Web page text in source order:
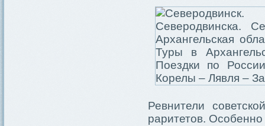
Ревнители
раритетов.